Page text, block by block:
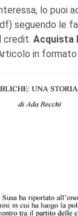
lo puoi
seguendo le
credit. Acquista
in